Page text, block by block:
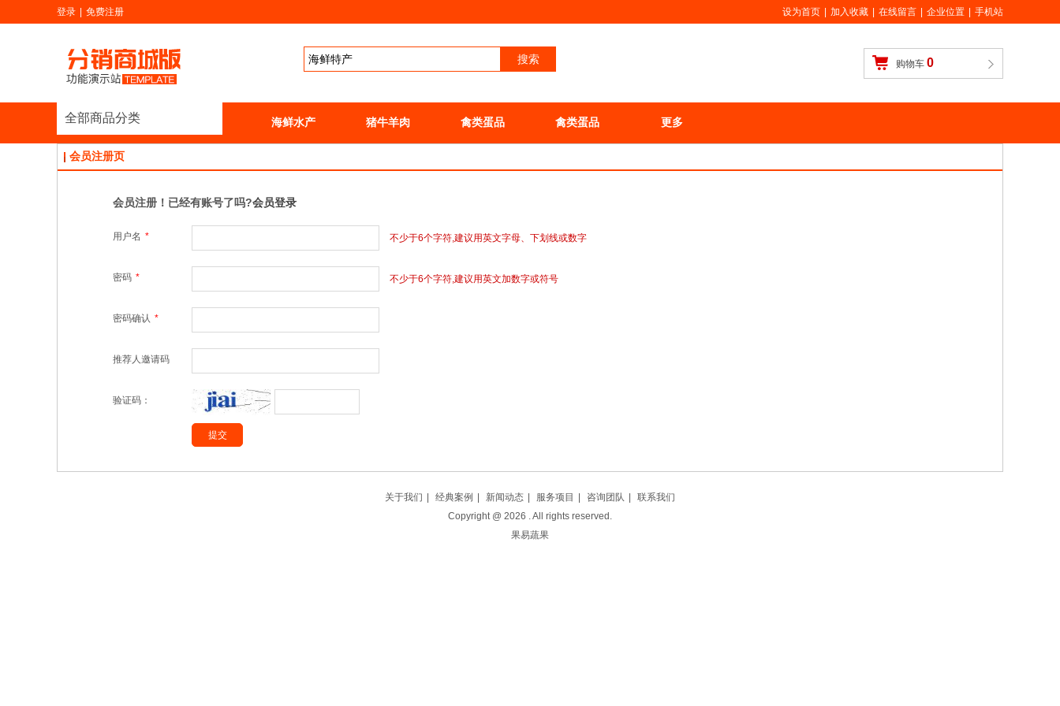
全部商品分类
搜索 购物车 0
登录 免费注册 设为首页 加入收藏 在线留言 企业位置 手机站
首页 海鲜水产 猪牛羊肉 禽类蛋品 禽类蛋品 更多
会员注册页
会员注册！已经有账号了吗?会员登录
用户名 * 不少于6个字符,建议用英文字母、下划线或数字
密码 * 不少于6个字符,建议用英文加数字或符号
密码确认 *
推荐人邀请码
验证码：
关于我们 经典案例 新闻动态 服务项目 咨询团队
联系我们
Copyright @ 2026 . All rights reserved.
果易蔬果